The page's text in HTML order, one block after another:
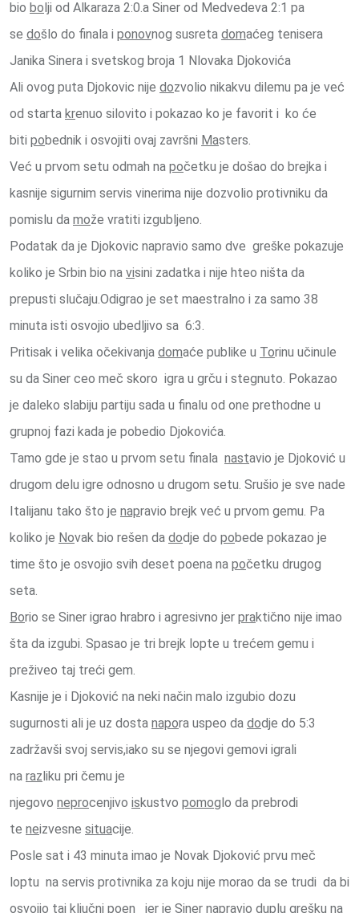
bio bolji od Alkaraza 2:0.a Siner od Medvedeva 2:1 pa
se došlo do finala i ponovnog susreta domaćeg tenisera
Janika Sinera i svetskog broja 1 Nlovaka Djokovića
Ali ovog puta Djokovic nije dozvolio nikakvu dilemu pa je već
od starta krenuo silovito i pokazao ko je favorit i ko će
biti pobednik i osvojiti ovaj završni Masters.
Već u prvom setu odmah na početku je došao do brejka i
kasnije sigurnim servis vinerima nije dozvolio protivniku da
pomislu da može vratiti izgubljeno.
Podatak da je Djokovic napravio samo dve greške pokazuje
koliko je Srbin bio na visini zadatka i nije hteo ništa da
prepusti slučaju.Odigrao je set maestralno i za samo 38
minuta isti osvojio ubedljivo sa 6:3.
Pritisak i velika očekivanja domaće publike u Torinu učinule
su da Siner ceo meč skoro igra u grču i stegnuto. Pokazao
je daleko slabiju partiju sada u finalu od one prethodne u
grupnoj fazi kada je pobedio Djokovića.
Tamo gde je stao u prvom setu finala nastavio je Djoković u
drugom delu igre odnosno u drugom setu. Srušio je sve nade
Italijanu tako što je napravio brejk već u prvom gemu. Pa
koliko je Novak bio rešen da dodje do pobede pokazao je
time što je osvojio svih deset poena na početku drugog
seta.
Borio se Siner igrao hrabro i agresivno jer praktično nije imao
šta da izgubi. Spasao je tri brejk lopte u trećem gemu i
preživeo taj treći gem.
Kasnije je i Djoković na neki način malo izgubio dozu
sugurnosti ali je uz dosta napora uspeo da dodje do 5:3
zadržavši svoj servis,iako su se njegovi gemovi igrali
na razliku pri čemu je
njegovo neprocenjivo iskustvo pomoglo da prebrodi
te neizvesne situacije.
Posle sat i 43 minuta imao je Novak Djoković prvu meč
loptu na servis protivnika za koju nije morao da se trudi da bi
osvojio taj ključni poen jer je Siner napravio duplu grešku na